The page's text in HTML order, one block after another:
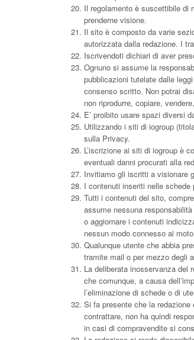
Il regolamento è suscettibile di
prenderne visione.
Il sito è composto da varie
autorizzata dalla redazione. I
Iscrivendoti dichiari di aver
Ognuno si assume la
pubblicazioni tutelate dalle
consenso scritto. Non potrai
non riprodurre, copiare,
E’ proibito usare spazi diversi
Utilizzando i siti di iogroup
sulla Privacy.
L’iscrizione ai siti di iogroup è
eventuali danni procurati alla
Invitiamo gli iscritti a visionare
I contenuti inseriti nelle schede
Tutti i contenuti del sito,
assume nessuna
o aggiornare i contenuti
nessun modo connesso ai
Qualunque utente che abbia
tramite mail o per mezzo degli
La deliberata inosservanza del
che comunque, a causa
l’eliminazione di schede o di
Si fa presente che la
contrattare, non ha quindi
in casi di compravendite si